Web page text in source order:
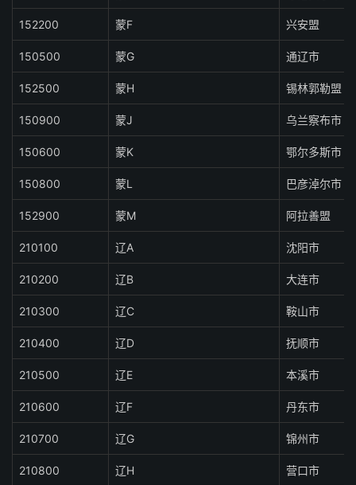
152200 蒙F 兴安盟
150500 蒙G 通辽市
152500 蒙H 锡林郭勒盟
150900 蒙J 乌兰察布市
150600 蒙K 鄂尔多斯市
150800 蒙L 巴彦淖尔市
152900 蒙M 阿拉善盟
210100 辽A 沈阳市
210200 辽B 大连市
210300 辽C 鞍山市
210400 辽D 抚顺市
210500 辽E 本溪市
210600 辽F 丹东市
210700 辽G 锦州市
210800 辽H 营口市